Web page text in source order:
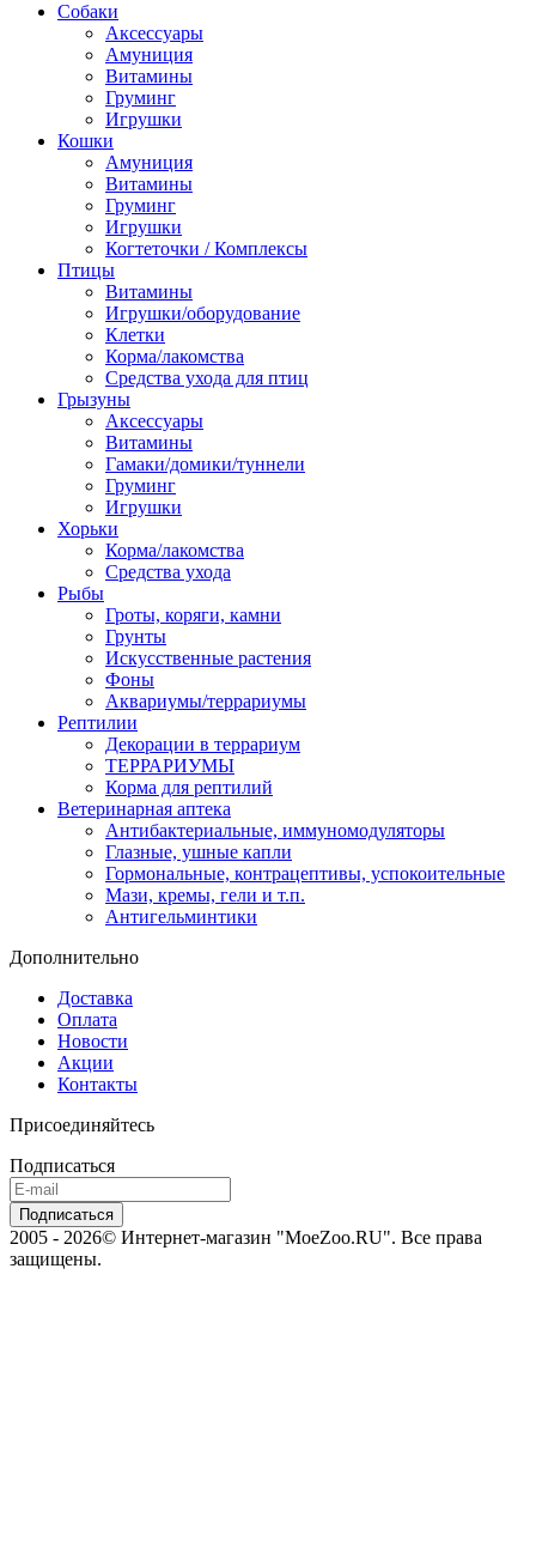
Собаки
Аксессуары
Амуниция
Витамины
Груминг
Игрушки
Кошки
Амуниция
Витамины
Груминг
Игрушки
Когтеточки / Комплексы
Птицы
Витамины
Игрушки/оборудование
Клетки
Корма/лакомства
Средства ухода для птиц
Грызуны
Аксессуары
Витамины
Гамаки/домики/туннели
Груминг
Игрушки
Хорьки
Корма/лакомства
Средства ухода
Рыбы
Гроты, коряги, камни
Грунты
Искусственные растения
Фоны
Аквариумы/террариумы
Рептилии
Декорации в террариум
ТЕРРАРИУМЫ
Корма для рептилий
Ветеринарная аптека
Антибактериальные, иммуномодуляторы
Глазные, ушные капли
Гормональные, контрацептивы, успокоительные
Мази, кремы, гели и т.п.
Антигельминтики
Дополнительно
Доставка
Оплата
Новости
Акции
Контакты
Присоединяйтесь
Подписаться
2005 - 2026© Интернет-магазин "MoeZoo.RU". Все права
защищены.